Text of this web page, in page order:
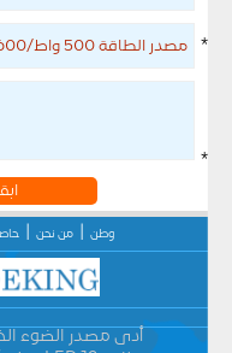
وطن من نحن
أدى مصدر الضوء